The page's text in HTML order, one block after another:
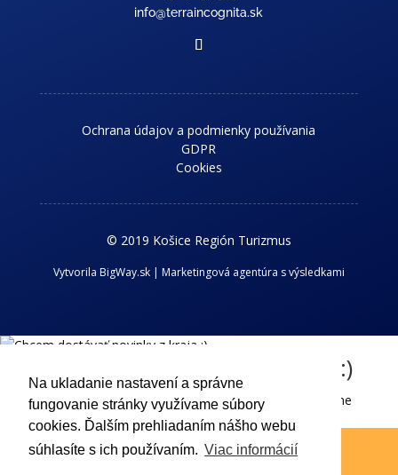
Na ukladanie nastavení a správne
fungovanie stránky využívame súbory
cookies. Ďalším prehliadaním nášho webu
súhlasíte s ich používaním. Viac informácií
info@terraincognita.sk
Ochrana údajov a podmienky používania
GDPR
Cookies
© 2019 Košice Región Turizmus
Vytvorila BigWay.sk | Marketingová agentúra s výsledkami
Chcem dostávať novinky z kraja :)
Príhlaste sa k odberu nášho newslettra a dostávajte aktuálne
informácie o dianí v Košickom regióne.